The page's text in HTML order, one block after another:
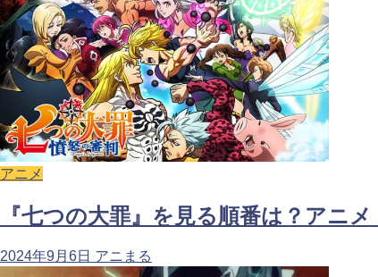
アニメ
『七つの大罪』を見る順番は？アニ
2024年9月6日 アニまる